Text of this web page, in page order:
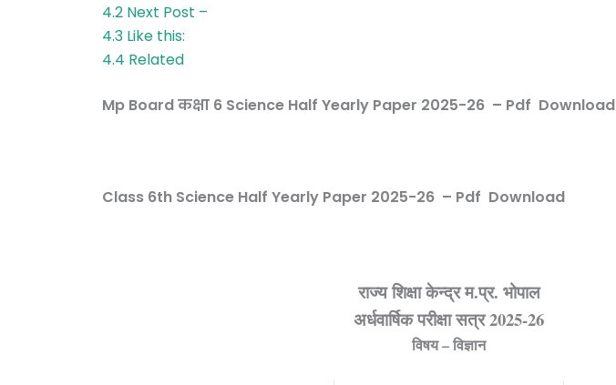
4.2 Next Post –
4.3 Like this:
4.4 Related
Mp Board कक्षा 6 Science Half Yearly Paper 2025-26 – Pdf Download
Class 6th Science Half Yearly Paper 2025-26 – Pdf Download
राज्य शिक्षा केन्द्र म.प्र. भोपाल
अर्धवार्षिक परीक्षा सत्र2025-26
विषय – विज्ञान